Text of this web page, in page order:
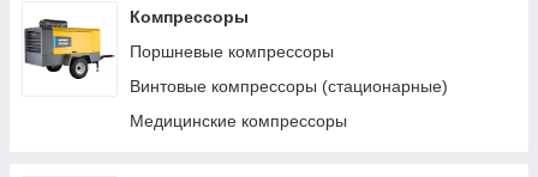
Аппараты аргонно-дуговой сварки TIG
Реостаты
Аппараты для сварки труб
Материалы и комплектующие для сварки и
Компрессоры
Поршневые компрессоры
Винтовые компрессоры (стационарные)
Медицинские компрессоры